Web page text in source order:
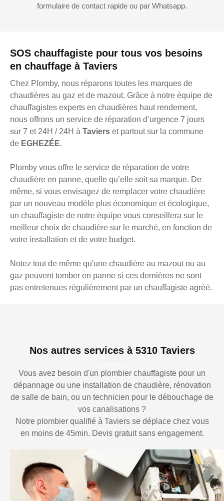
SOS chauffagiste pour tous vos besoins
en chauffage à Taviers
Chez Plomby, nous réparons toutes les marques de
chaudières au gaz et de mazout. Grâce à notre équipe de
chauffagistes experts en chaudières haut rendement,
nous offrons un service de réparation d’urgence 7 jours
sur 7 et 24H / 24H à Taviers et partout sur la commune
de EGHEZÉE.
Plomby vous offre le service de réparation de votre
chaudière en panne, quelle qu’elle soit sa marque. De
même, si vous envisagez de remplacer votre chaudière
par un nouveau modèle plus économique et écologique,
un chauffagiste de notre équipe vous conseillera sur le
meilleur choix de chaudière sur le marché, en fonction de
votre installation et de votre budget.
Notez tout de même qu'une chaudière au mazout ou au
gaz peuvent tomber en panne si ces dernières ne sont
pas entretenues régulièrement par un chauffagiste agréé.
formulaire de contact rapide ou par Whatsapp.
Nos autres services à 5310 Taviers
Vous avez besoin d'un plombier chauffagiste pour un
dépannage ou une installation de chaudière, rénovation
de salle de bain, ou un technicien pour le débouchage de
vos canalisations ?
Notre plombier qualifié à Taviers se déplace chez vous
en moins de 45min. Devis gratuit sans engagement.